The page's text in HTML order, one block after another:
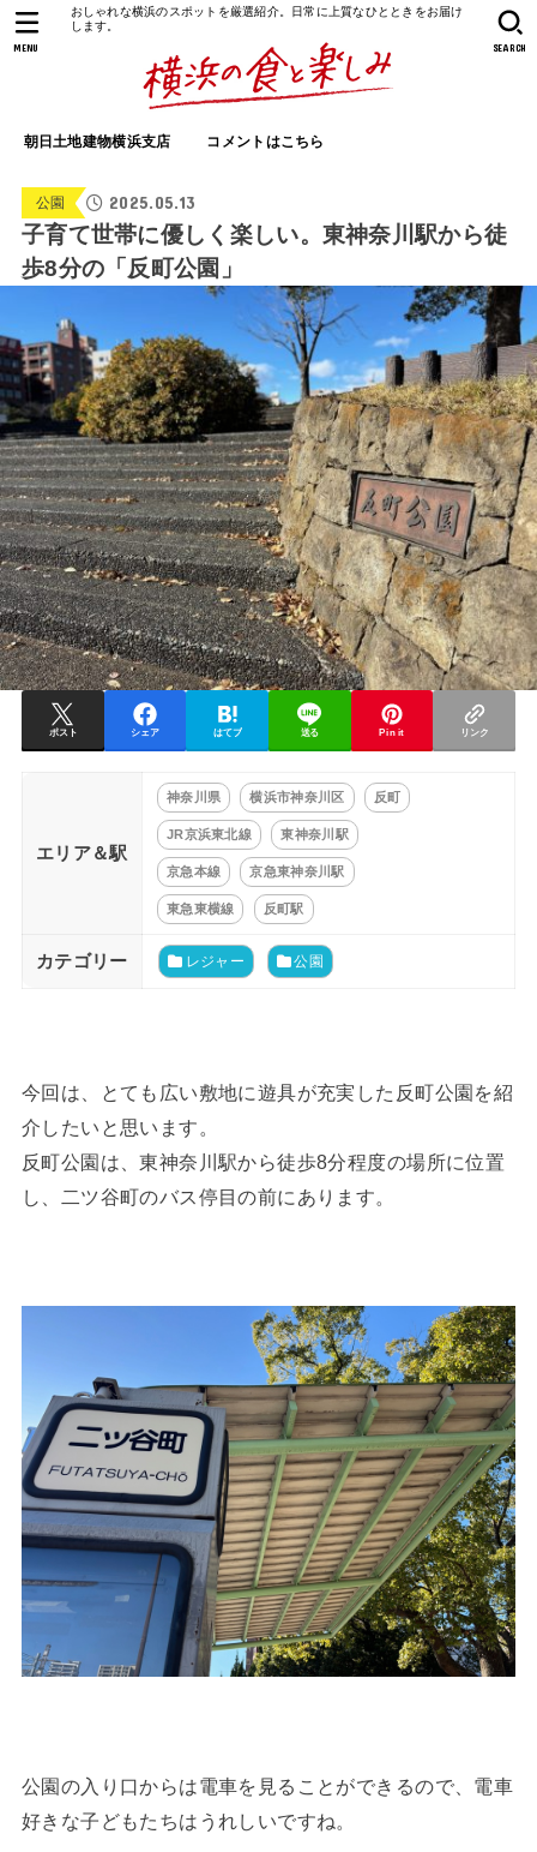
おしゃれな横浜のスポットを厳選紹介。日常に上質なひとときをお届け
します。
朝日土地建物横浜支店 コメントはこちら
SEARCH
MENU
公園 2025.05.13
子育て世帯に優しく楽しい。東神奈川駅から徒
歩8分の「反町公園」
ポスト シェア はてブ 送る Pin it リンク
エリア＆駅
神奈川県 横浜市神奈川区 反町
JR京浜東北線 東神奈川駅
京急本線 京急東神奈川駅
東急東横線 反町駅
カテゴリー レジャー 公園
今回は、とても広い敷地に遊具が充実した反町公園を紹
介したいと思います。
反町公園は、東神奈川駅から徒歩8分程度の場所に位置
し、二ツ谷町のバス停目の前にあります。
公園の入り口からは電車を見ることができるので、電車
好きな子どもたちはうれしいですね。